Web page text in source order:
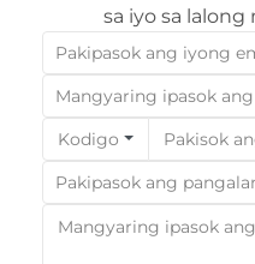
sa iyo sa
Kodigo